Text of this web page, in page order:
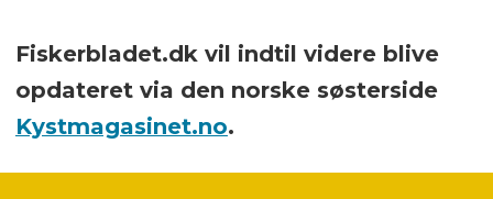
Fiskerbladet.dk vil indtil videre blive
opdateret via den norske søsterside
Kystmagasinet.no.